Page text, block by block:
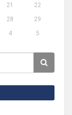
21
22
28
29
4 5